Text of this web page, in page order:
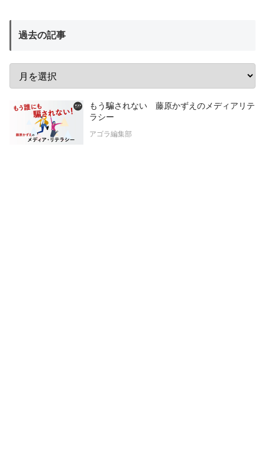
過去の記事
もう騙されない 藤原かずえのメディアリテ
ラシー
アゴラ編集部